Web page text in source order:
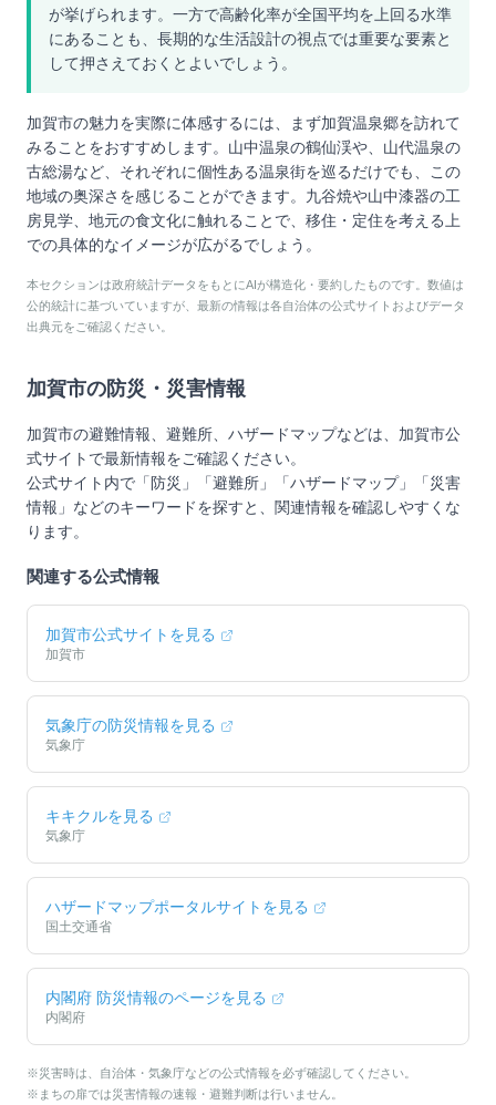
が挙げられます。一方で高齢化率が全国平均を上回る水準
にあることも、長期的な生活設計の視点では重要な要素と
して押さえておくとよいでしょう。
加賀市の魅力を実際に体感するには、まず加賀温泉郷を訪れて
みることをおすすめします。山中温泉の鶴仙渓や、山代温泉の
古総湯など、それぞれに個性ある温泉街を巡るだけでも、この
地域の奥深さを感じることができます。九谷焼や山中漆器の工
房見学、地元の食文化に触れることで、移住・定住を考える上
での具体的なイメージが広がるでしょう。
本セクションは政府統計データをもとにAIが構造化・要約したものです。数値は
公的統計に基づいていますが、最新の情報は各自治体の公式サイトおよびデータ
出典元をご確認ください。
加賀市の防災・災害情報
加賀市の避難情報、避難所、ハザードマップなどは、 加賀市公
式サイトで最新情報をご確認ください。
公式サイト内で「防災」「避難所」「ハザードマップ」「災害
情報」などのキーワードを探すと、関連情報を確認しやすくな
ります。
関連する公式情報
加賀市公式サイトを見る
加賀市
気象庁の防災情報を見る
気象庁
キキクルを見る
気象庁
ハザードマップポータルサイトを見る
国土交通省
内閣府 防災情報のページを見る
内閣府
※災害時は、自治体・気象庁などの公式情報を必ず確認してください。
※まちの扉では災害情報の速報・避難判断は行いません。